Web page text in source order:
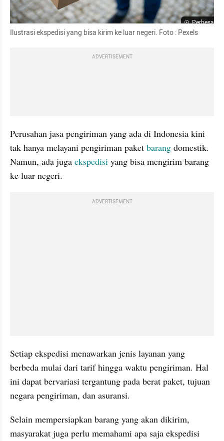
Perbesar
Ilustrasi ekspedisi yang bisa kirim ke luar negeri. Foto : Pexels
ADVERTISEMENT
Perusahan jasa pengiriman yang ada di Indonesia kini
tak hanya melayani pengiriman paket barang domestik.
Namun, ada juga ekspedisi yang bisa mengirim barang
ke luar negeri.
ADVERTISEMENT
Setiap ekspedisi menawarkan jenis layanan yang
berbeda mulai dari tarif hingga waktu pengiriman. Hal
ini dapat bervariasi tergantung pada berat paket, tujuan
negara pengiriman, dan asuransi.
Selain mempersiapkan barang yang akan dikirim,
masyarakat juga perlu memahami apa saja ekspedisi